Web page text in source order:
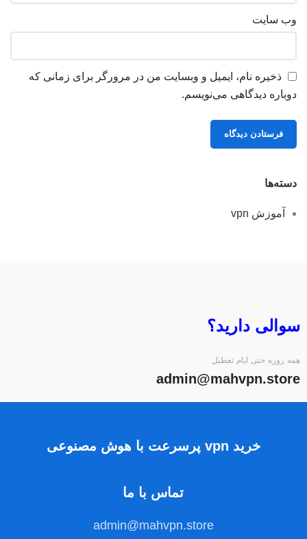
وب‌ سایت
ذخیره نام، ایمیل و وبسایت من در مرورگر برای زمانی که
دوباره دیدگاهی می‌نویسم.
دسته‌ها
آموزش vpn
سوالی دارید؟
همه روزه حتی ایام تعطیل
admin@mahvpn.store
خرید vpn پرسرعت با هوش مصنوعی
تماس با ما
admin@mahvpn.store